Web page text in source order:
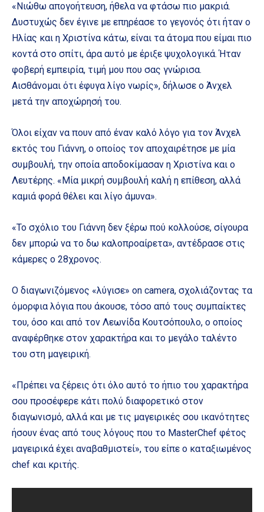
«Νιώθω απογοήτευση, ήθελα να φτάσω πιο μακριά.
Δυστυχώς δεν έγινε με επηρέασε το γεγονός ότι ήταν ο
Ηλίας και η Χριστίνα κάτω, είναι τα άτομα που είμαι πιο
κοντά στο σπίτι, άρα αυτό με έριξε ψυχολογικά. Ήταν
φοβερή εμπειρία, τιμή μου που σας γνώρισα.
Αισθάνομαι ότι έφυγα λίγο νωρίς», δήλωσε ο Άνχελ
μετά την αποχώρησή του.
Όλοι είχαν να πουν από έναν καλό λόγο για τον Άνχελ
εκτός του Γιάννη, ο οποίος τον αποχαιρέτησε με μία
συμβουλή, την οποία αποδοκίμασαν η Χριστίνα και ο
Λευτέρης. «Μία μικρή συμβουλή καλή η επίθεση, αλλά
καμιά φορά θέλει και λίγο άμυνα».
«Το σχόλιο του Γιάννη δεν ξέρω πού κολλούσε, σίγουρα
δεν μπορώ να το δω καλοπροαίρετα», αντέδρασε στις
κάμερες ο 28χρονος.
Ο διαγωνιζόμενος «λύγισε» on camera, σχολιάζοντας τα
όμορφια λόγια που άκουσε, τόσο από τους συμπαίκτες
του, όσο και από τον Λεωνίδα Κουτσόπουλο, ο οποίος
αναφέρθηκε στον χαρακτήρα και το μεγάλο ταλέντο
του στη μαγειρική.
«Πρέπει να ξέρεις ότι όλο αυτό το ήπιο του χαρακτήρα
σου προσέφερε κάτι πολύ διαφορετικό στον
διαγωνισμό, αλλά και με τις μαγειρικές σου ικανότητες
ήσουν ένας από τους λόγους που το MasterChef φέτος
μαγειρικά έχει αναβαθμιστεί», του είπε ο καταξιωμένος
chef και κριτής.